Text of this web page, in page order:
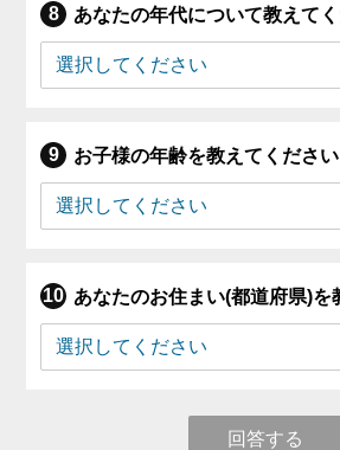
あなたの年代について教えて
お子様の年齢を教えてください
あなたのお住まい(都道府県)を
回答する